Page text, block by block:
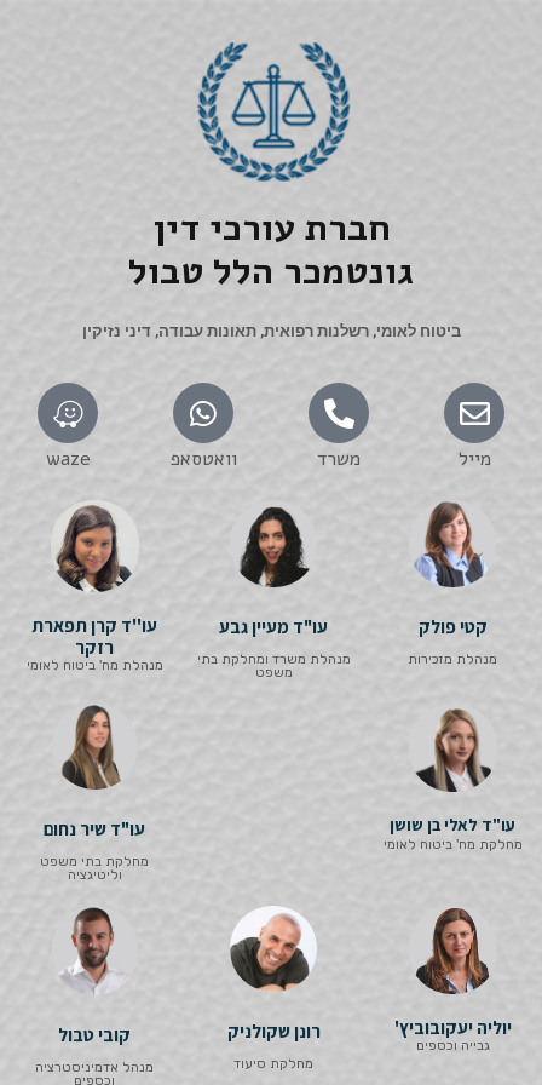
חברת עורכי דין
גונטמכר הלל טבול
ביטוח לאומי, רשלנות רפואית, תאונות עבודה, דיני נזיקין
מייל משרד וואטסאפ waze
קטי פולק
מנהלת מזכירות
עו"ד מעיין גבע
מנהלת משרד ומחלקת בתי
משפט
עו''ד קרן תפארת
רזקר
מנהלת מח' ביטוח לאומי
עו"ד לאלי בן שושן
מחלקת מח' ביטוח לאומי
עו"ד שיר נחום
מחלקת בתי משפט
וליטיגציה
יוליה יעקובוביץ'
גבייה וכספים
רונן שקולניק
מחלקת סיעוד
קובי טבול
מנהל אדמיניסטרציה
וכספים